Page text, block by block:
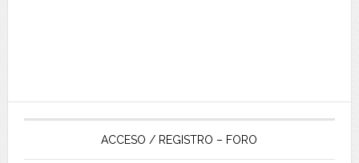
ACCESO / REGISTRO – FORO